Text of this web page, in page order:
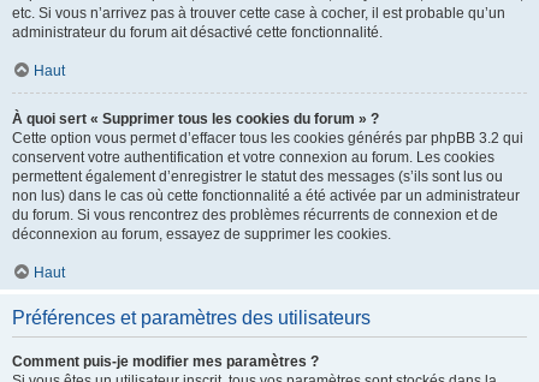
etc. Si vous n’arrivez pas à trouver cette case à cocher, il est probable qu’un
administrateur du forum ait désactivé cette fonctionnalité.
Haut
À quoi sert « Supprimer tous les cookies du forum » ?
Cette option vous permet d’effacer tous les cookies générés par phpBB 3.2 qui
conservent votre authentification et votre connexion au forum. Les cookies
permettent également d’enregistrer le statut des messages (s’ils sont lus ou
non lus) dans le cas où cette fonctionnalité a été activée par un administrateur
du forum. Si vous rencontrez des problèmes récurrents de connexion et de
déconnexion au forum, essayez de supprimer les cookies.
Haut
Préférences et paramètres des utilisateurs
Comment puis-je modifier mes paramètres ?